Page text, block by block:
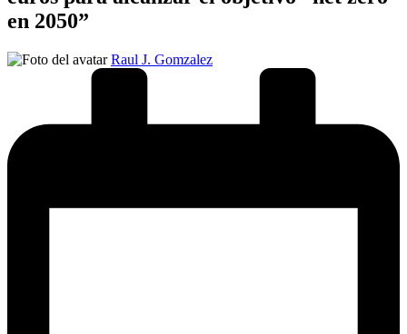
en 2050”
Publicado
Raul J. Gomzalez